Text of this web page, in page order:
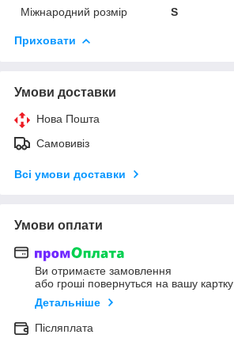
Міжнародний розмір
S
Приховати
Умови доставки
Нова Пошта
Самовивіз
Всі умови доставки
Умови оплати
Ви отримаєте замовлення
або гроші повернуться на вашу картку
Детальніше
Післяплата